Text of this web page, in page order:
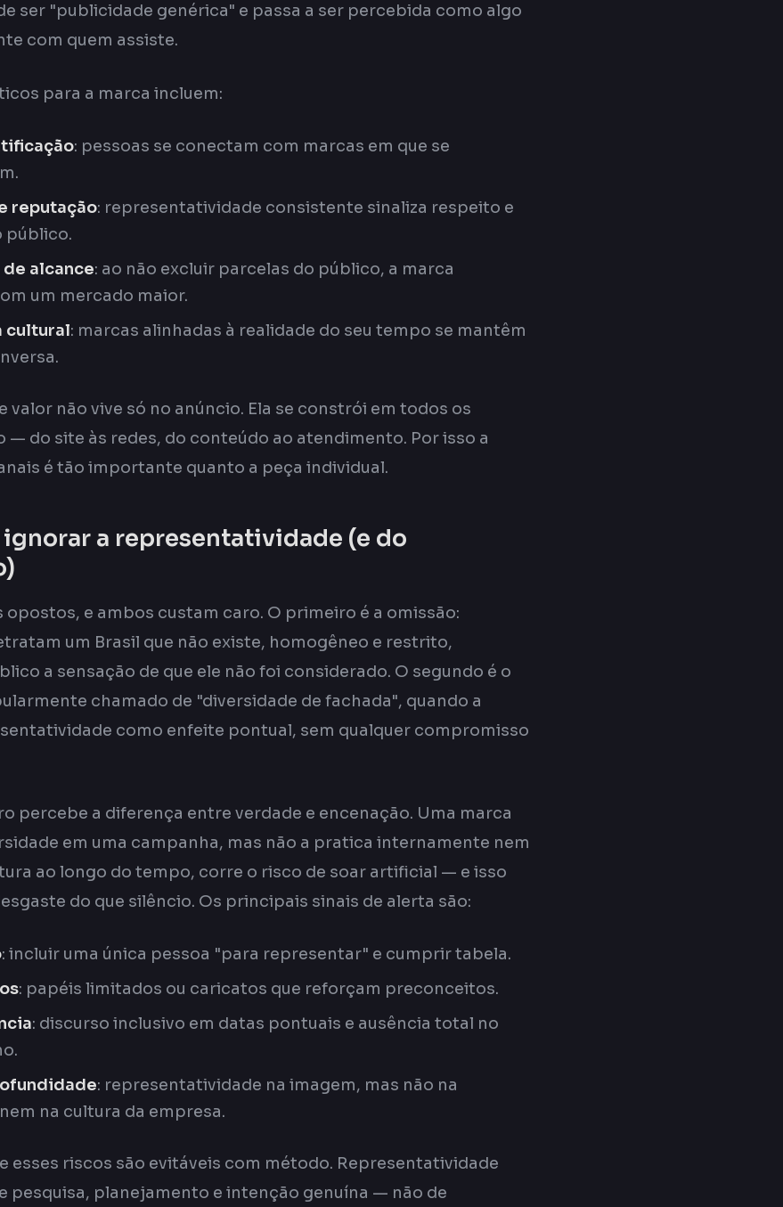
ser "publicidade genérica" e passa a ser percebida como algo
com quem assiste.
para a marca incluem:
: pessoas se conectam com marcas em que se
reputação: representatividade consistente sinaliza respeito e
público.
alcance: ao não excluir parcelas do público, a marca
um mercado maior.
cultural: marcas alinhadas à realidade do seu tempo se mantêm
valor não vive só no anúncio. Ela se constrói em todos os
do site às redes, do conteúdo ao atendimento. Por isso a
é tão importante quanto a peça individual.
a representatividade (e do
opostos, e ambos custam caro. O primeiro é a omissão:
um Brasil que não existe, homogêneo e restrito,
a sensação de que ele não foi considerado. O segundo é o
chamado de "diversidade de fachada", quando a
como enfeite pontual, sem qualquer compromisso
percebe a diferença entre verdade e encenação. Uma marca
em uma campanha, mas não a pratica internamente nem
ao longo do tempo, corre o risco de soar artificial — e isso
do que silêncio. Os principais sinais de alerta são:
: incluir uma única pessoa "para representar" e cumprir tabela.
: papéis limitados ou caricatos que reforçam preconceitos.
: discurso inclusivo em datas pontuais e ausência total no
: representatividade na imagem, mas não na
na cultura da empresa.
esses riscos são evitáveis com método. Representatividade
pesquisa, planejamento e intenção genuína — não de